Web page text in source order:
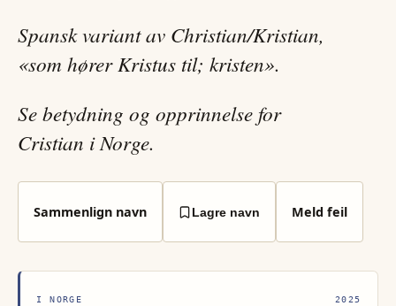
Spansk variant av Christian/Kristian,
«som hører Kristus til; kristen».
Se betydning og opprinnelse for
Cristian i Norge.
Sammenlign navn Lagre navn Meld feil
I NORGE 2025